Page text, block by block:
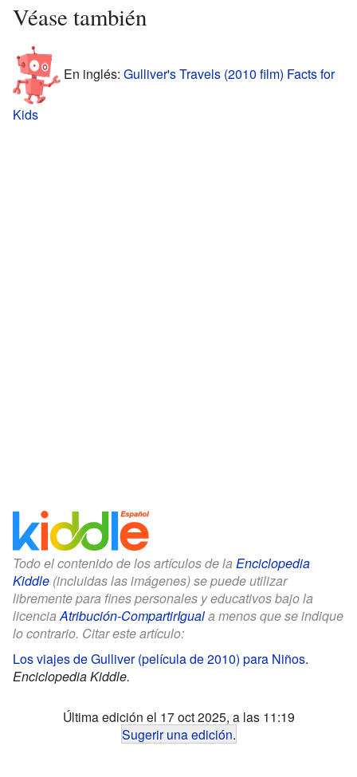
Véase también
En inglés: Gulliver's Travels (2010 film) Facts for
Kids
Todo el contenido de los artículos de la Enciclopedia
Kiddle (incluidas las imágenes) se puede utilizar
libremente para fines personales y educativos bajo la
licenciaAtribución-CompartirIguala menos que se indique
lo contrario. Citar este artículo:
Los viajes de Gulliver (película de 2010) para Niños.
Enciclopedia Kiddle.
Última edición el 17 oct 2025, a las 11:19
Sugerir una edición.